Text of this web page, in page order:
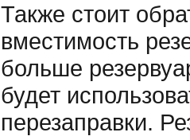
Также стоит
вместимость
больше
будет
перезаправки.